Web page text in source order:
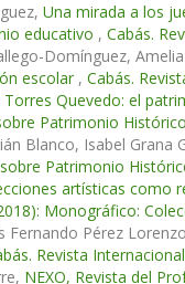
Una mirada a los
educativo , Cabás.
Domínguez,
escolar , Cabás.
Quevedo: el
Patrimonio
Blanco, Isabel Grana
Patrimonio
artísticas como
Monográfico:
Fernando Pérez
Revista
NEXO, Revista del